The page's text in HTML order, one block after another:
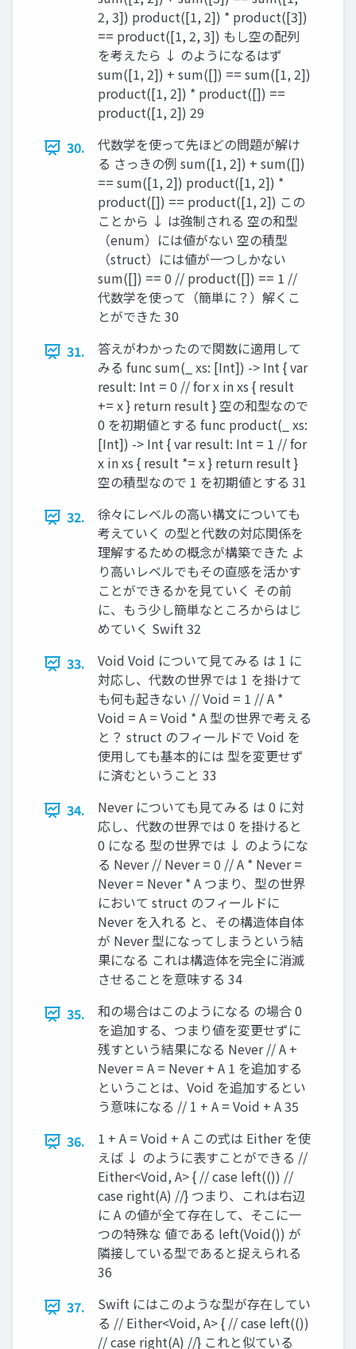
2, 3]) product([1, 2]) * product([3])
== product([1, 2, 3]) もし空の配列
を考えたら ↓ のようになるはず
sum([1, 2]) + sum([]) == sum([1, 2])
product([1, 2]) * product([]) ==
product([1, 2]) 29
30.
代数学を使って先ほどの問題が解け
る さっきの例 sum([1, 2]) + sum([])
== sum([1, 2]) product([1, 2]) *
product([]) == product([1, 2]) この
ことから ↓ は強制される 空の和型
（enum）には値がない 空の積型
（struct）には値が⼀つしかない
sum([]) == 0 // product([]) == 1 //
代数学を使って（簡単に？）解くこ
とができた 30
31.
答えがわかったので関数に適⽤して
みる func sum(_ xs: [Int]) -> Int { var
result: Int = 0 // for x in xs { result
+= x } return result } 空の和型なので
0 を初期値とする func product(_ xs:
[Int]) -> Int { var result: Int = 1 // for
x in xs { result *= x } return result }
空の積型なので 1 を初期値とする 31
32.
徐々にレベルの⾼い構⽂についても
考えていく の型と代数の対応関係を
理解するための概念が構築できた よ
り⾼いレベルでもその直感を活かす
ことができるかを⾒ていく その前
に、もう少し簡単なところからはじ
めていく Swift 32
33.
Void Void について⾒てみる は 1 に
対応し、代数の世界では 1 を掛けて
も何も起きない // Void = 1 // A *
Void = A = Void * A 型の世界で考える
と？ struct のフィールドで Void を
使⽤しても基本的には 型を変更せず
に済むということ 33
34.
Never についても⾒てみる は 0 に対
応し、代数の世界では 0 を掛けると
0 になる 型の世界では ↓ のようにな
る Never // Never = 0 // A * Never =
Never = Never * A つまり、型の世界
において struct のフィールドに
Never を⼊れる と、その構造体⾃体
が Never 型になってしまうという結
果になる これは構造体を完全に消滅
させることを意味する 34
35.
和の場合はこのようになる の場合 0
を追加する、つまり値を変更せずに
残すという結果になる Never // A +
Never = A = Never + A 1 を追加する
ということは、Void を追加するとい
う意味になる // 1 + A = Void + A 35
36.
1 + A = Void + A この式は Either を使
えば ↓ のように表すことができる //
Either<Void, A> { // case left(()) //
case right(A) //} つまり、これは右辺
に A の値が全て存在して、そこに⼀
つの特殊な 値である left(Void()) が
隣接している型であると捉えられる
36
37.
Swift にはこのような型が存在してい
る // Either<Void, A> { // case left(())
// case right(A) //} これと似ている